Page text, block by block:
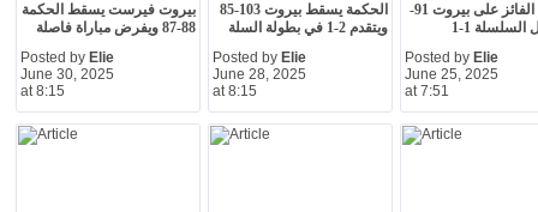
بيروت فيرست يسقط الحكمة
88-87 ويفرض مباراة فاصلة
Posted by Elie
June 30, 2025
at 8:15
الحكمة يسقط بيروت 103-85
ويتقدم 2-1 في بطولة السلة
Posted by Elie
June 28, 2025
at 8:15
الحكمة الفائز على بيروت 91-
Posted by Elie
June 25, 2025
at 7:51